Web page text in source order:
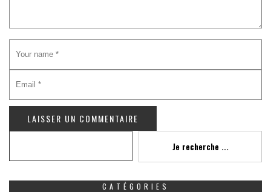
Je recherche ...
CATÉGORIES